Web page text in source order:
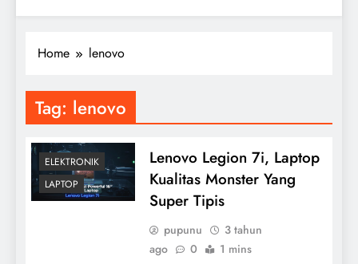
Home lenovo
Tag: lenovo
ELEKTRONIK
LAPTOP
Lenovo Legion 7i, Laptop
Kualitas Monster Yang
Super Tipis
pupunu
3 tahun
ago
0 1 mins